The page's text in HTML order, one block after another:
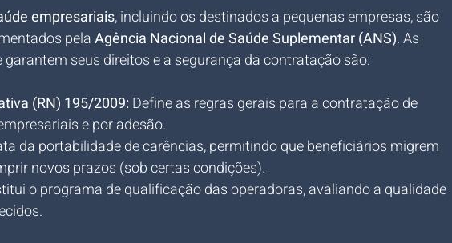
empresariais, incluindo os destinados a pequenas empresas, são
pela Agência Nacional de Saúde Suplementar (ANS). As
seus direitos e a segurança da contratação são:
(RN) 195/2009: Define as regras gerais para a contratação de
e por adesão.
da portabilidade de carências, permitindo que beneficiários migrem
novos prazos (sob certas condições).
o programa de qualificação das operadoras, avaliando a qualidade